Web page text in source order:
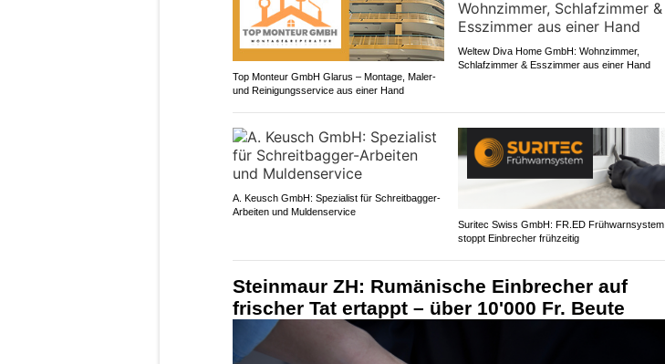
Top Monteur GmbH Glarus – Montage, Maler-
und Reinigungsservice aus einer Hand
Weltew Diva Home GmbH: Wohnzimmer,
Schlafzimmer & Esszimmer aus einer Hand
A. Keusch GmbH: Spezialist für Schreitbagger-
Arbeiten und Muldenservice
Suritec Swiss GmbH: FR.ED Frühwarnsystem
stoppt Einbrecher frühzeitig
Steinmaur ZH: Rumänische Einbrecher auf
frischer Tat ertappt – über 10'000 Fr. Beute